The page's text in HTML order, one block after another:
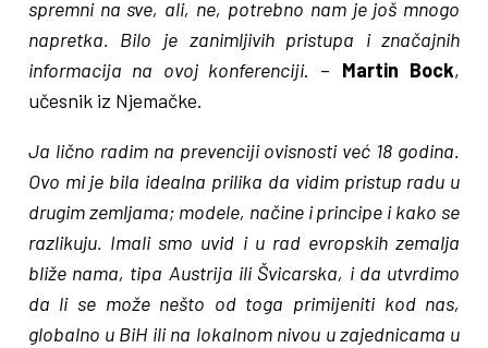
spremni na sve, ali, ne, potrebno nam je još mnogo
napretka. Bilo je zanimljivih pristupa i značajnih
informacija na ovoj konferenciji. – Martin Bock,
učesnik iz Njemačke.
Ja lično radim na prevenciji ovisnosti već 18 godina.
Ovo mi je bila idealna prilika da vidim pristup radu u
drugim zemljama; modele, načine i principe i kako se
razlikuju. Imali smo uvid i u rad evropskih zemalja
bliže nama, tipa Austrija ili Švicarska, i da utvrdimo
da li se može nešto od toga primijeniti kod nas,
globalno u BiH ili na lokalnom nivou u zajednicama u